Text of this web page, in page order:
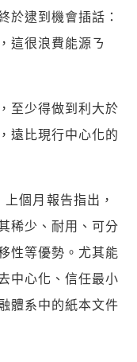
於逮到機會插話：
這很浪費能源ㄋ
至少得做到利大於
遠比現行中心化的
個月報告指出，
稀少、耐用、可分
性等優勢。尤其能
中心化、信任最小
體系中的紙本文件